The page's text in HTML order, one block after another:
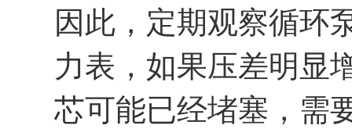
因此，定期观察循环
力表，如果压差明显
芯可能已经堵塞，需